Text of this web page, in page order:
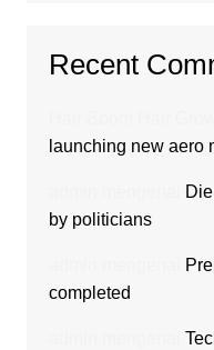
Recent
launching new aero
by politicians
completed